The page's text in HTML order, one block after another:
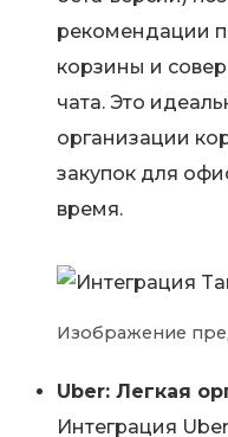
рекомендации
корзины и
чата. Это
организации
закупок для
время.
Изображение
Uber: Легкая
Интеграция